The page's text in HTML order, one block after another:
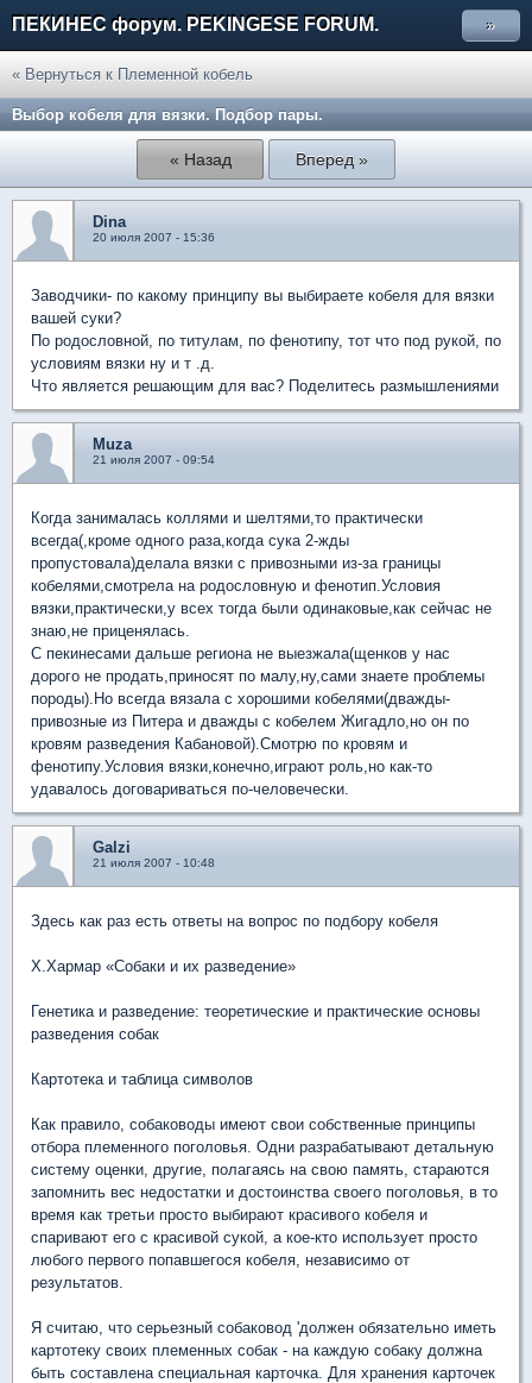
ПЕКИНЕС форум. PEKINGESE FORUM. »
« Вернуться к Племенной кобель
Выбор кобеля для вязки. Подбор пары.
« Назад Вперед »
Dina
20 июля 2007 - 15:36
Заводчики- по какому принципу вы выбираете кобеля для вязки
вашей суки?
По родословной, по титулам, по фенотипу, тот что под рукой, по
условиям вязки ну и т .д.
Что является решающим для вас? Поделитесь размышлениями
Muza
21 июля 2007 - 09:54
Когда занималась коллями и шелтями,то практически
всегда(,кроме одного раза,когда сука 2-жды
пропустовала)делала вязки с привозными из-за границы
кобелями,смотрела на родословную и фенотип.Условия
вязки,практически,у всех тогда были одинаковые,как сейчас не
знаю,не приценялась.
С пекинесами дальше региона не выезжала(щенков у нас
дорого не продать,приносят по малу,ну,сами знаете проблемы
породы).Но всегда вязала с хорошими кобелями(дважды-
привозные из Питера и дважды с кобелем Жигадло,но он по
кровям разведения Кабановой).Смотрю по кровям и
фенотипу.Условия вязки,конечно,играют роль,но как-то
удавалось договариваться по-человечески.
Galzi
21 июля 2007 - 10:48
Здесь как раз есть ответы на вопрос по подбору кобеля
Х.Хармар «Собаки и их разведение»
Генетика и разведение: теоретические и практические основы
разведения собак
Картотека и таблица символов
Как правило, собаководы имеют свои собственные принципы
отбора племенного поголовья. Одни разрабатывают детальную
систему оценки, другие, полагаясь на свою память, стараются
запомнить вес недостатки и достоинства своего поголовья, в то
время как третьи просто выбирают красивого кобеля и
спаривают его с красивой сукой, а кое-кто использует просто
любого первого попавшегося кобеля, независимо от
результатов.
Я считаю, что серьезный собаковод 'должен обязательно иметь
картотеку своих племенных собак - на каждую собаку должна
быть составлена специальная карточка. Для хранения карточек